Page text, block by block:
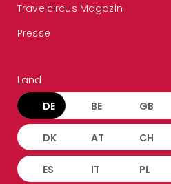
Travelcircus Magazin
Presse
Land
DE BE GB
DK AT CH
ES IT PL